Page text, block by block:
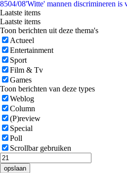
8504/08'Witte' mannen discrimineren is
Laatste items
Laatste items
Toon berichten uit deze thema's
Actueel
Entertainment
Sport
Film & Tv
Games
Toon berichten van deze types
Weblog
Column
(P)review
Special
Poll
Scrollbar gebruiken
opslaan